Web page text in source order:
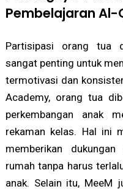
Pembelajaran Al-
Partisipasi orang tua
sangat penting untuk
termotivasi dan
Academy, orang tua
perkembangan anak
rekaman kelas. Hal ini
memberikan
rumah tanpa harus
anak. Selain itu, MeeM